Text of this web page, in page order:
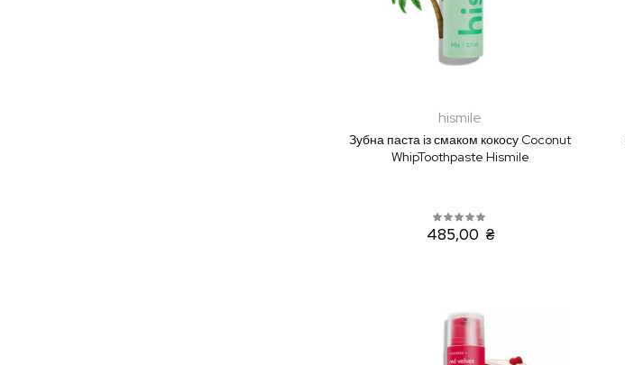
hismile
Зубна паста із смаком кокосу Coconut
WhipToothpaste Hismile
485,00 ₴